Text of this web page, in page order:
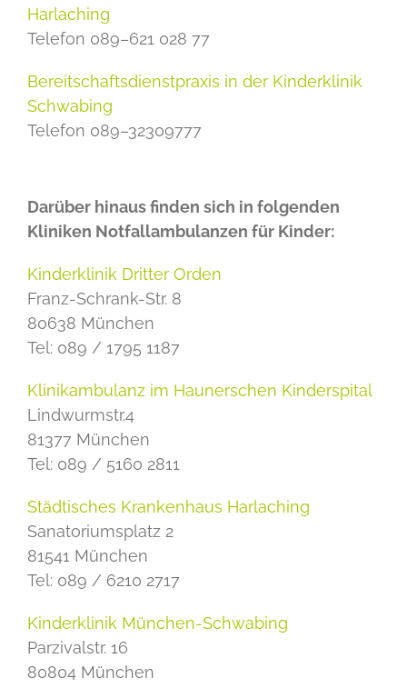
Harlaching
Telefon 089–621 028 77
Bereitschaftsdienstpraxis in der Kinderklinik
Schwabing
Telefon 089–32309777
Darüber hinaus finden sich in folgenden
Kliniken Notfallambulanzen für Kinder:
Kinderklinik Dritter Orden
Franz-Schrank-Str. 8
80638 München
Tel: 089 / 1795 1187
Klinikambulanz im Haunerschen Kinderspital
Lindwurmstr.4
81377 München
Tel: 089 / 5160 2811
Städtisches Krankenhaus Harlaching
Sanatoriumsplatz 2
81541 München
Tel: 089 / 6210 2717
Kinderklinik München-Schwabing
Parzivalstr. 16
80804 München